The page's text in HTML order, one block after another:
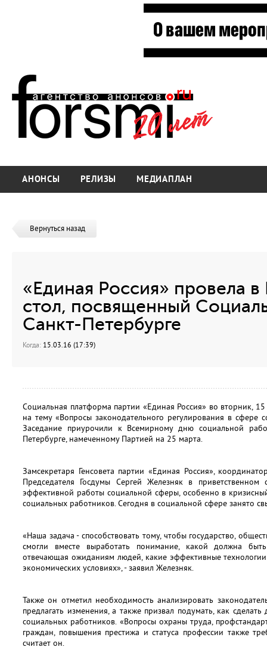
АНОНСЫ РЕЛИЗЫ МЕДИАПЛАН
Вернуться назад
«Единая Россия» провела в
стол, посвященный
Санкт-Петербурге
Когда: 15.03.16 (17:39)
Социальная платформа партии «Единая Россия» во вторник,
на тему «Вопросы законодательного регулирования в сфере
Заседание приурочили к Всемирному дню социальной
Петербурге, намеченному Партией на 25 марта.
Замсекретаря Генсовета партии «Единая Россия»,
Председателя Госдумы Сергей Железняк в приветственном
эффективной работы социальной сферы, особенно в
социальных работников. Сегодня в социальной сфере занято
«Наша задача - способствовать тому, чтобы государство,
смогли вместе выработать понимание, какой должна
отвечающая ожиданиям людей, какие эффективные
экономических условиях», - заявил Железняк.
Также он отметил необходимость анализировать
предлагать изменения, а также призвал подумать, как
социальных работников. «Вопросы охраны труда,
граждан, повышения престижа и статуса профессии также
считает он.